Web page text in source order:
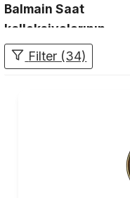
Balmain Saat
kolleksiyalarının
təqdimatı olmuşdur.
1994-cü
malik yeni ən yüksək
Filter (34)